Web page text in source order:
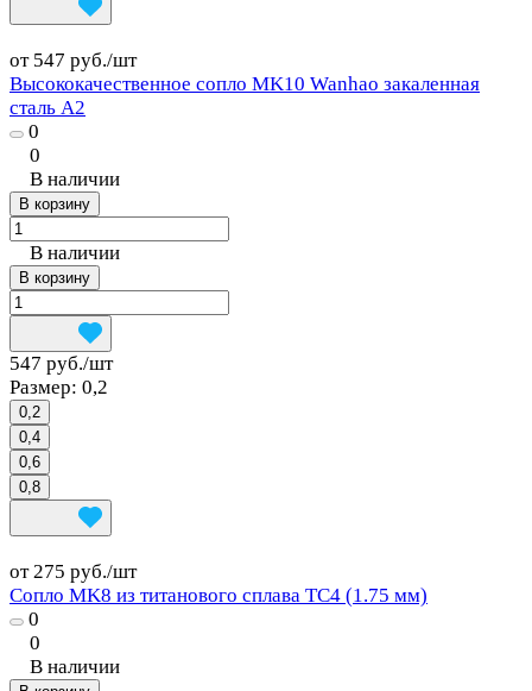
от 547 руб./шт
Высококачественное сопло MK10 Wanhao закаленная
сталь А2
0
0
В наличии
В корзину
В наличии
В корзину
547 руб./шт
Размер: 0,2
0,2
0,4
0,6
0,8
от 275 руб./шт
Сопло MK8 из титанового сплава TC4 (1.75 мм)
0
0
В наличии